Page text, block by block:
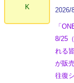
K
2026/
「
8/25
れる
が販
往復